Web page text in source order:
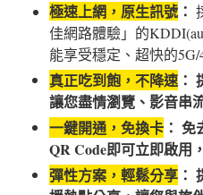
極速上網，原生訊號 ：
佳網路體驗」的
能享受穩定、超快的5G/
真正吃到飽，不降速：
讓您盡情瀏覽、影音串
一鍵開通，免換卡 ：
QR Code即可立即啟用
彈性方案，輕鬆分享 ：